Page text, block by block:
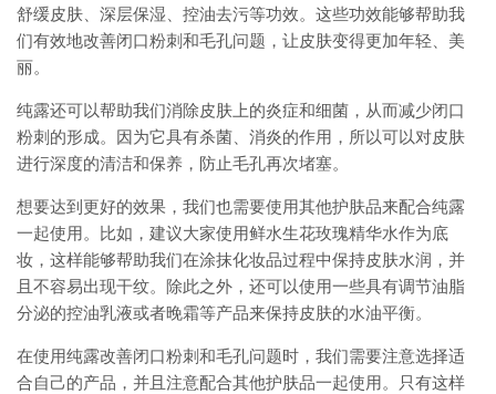
舒缓皮肤、深层保湿、控油去污等功效。这些功效能够帮助我
们有效地改善闭口粉刺和毛孔问题，让皮肤变得更加年轻、美
丽。
纯露还可以帮助我们消除皮肤上的炎症和细菌，从而减少闭口
粉刺的形成。因为它具有杀菌、消炎的作用，所以可以对皮肤
进行深度的清洁和保养，防止毛孔再次堵塞。
想要达到更好的效果，我们也需要使用其他护肤品来配合纯露
一起使用。比如，建议大家使用鲜水生花玫瑰精华水作为底
妆，这样能够帮助我们在涂抹化妆品过程中保持皮肤水润，并
且不容易出现干纹。除此之外，还可以使用一些具有调节油脂
分泌的控油乳液或者晚霜等产品来保持皮肤的水油平衡。
在使用纯露改善闭口粉刺和毛孔问题时，我们需要注意选择适
合自己的产品，并且注意配合其他护肤品一起使用。只有这样